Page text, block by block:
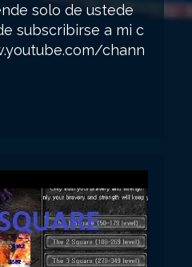
solo de ustede
subscribirse a mi c
chann